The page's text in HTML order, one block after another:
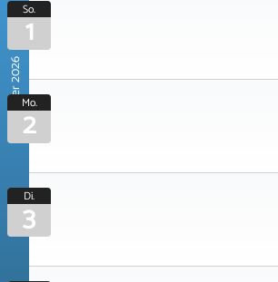
November 2026
So.
1
Mo.
2
Di.
3